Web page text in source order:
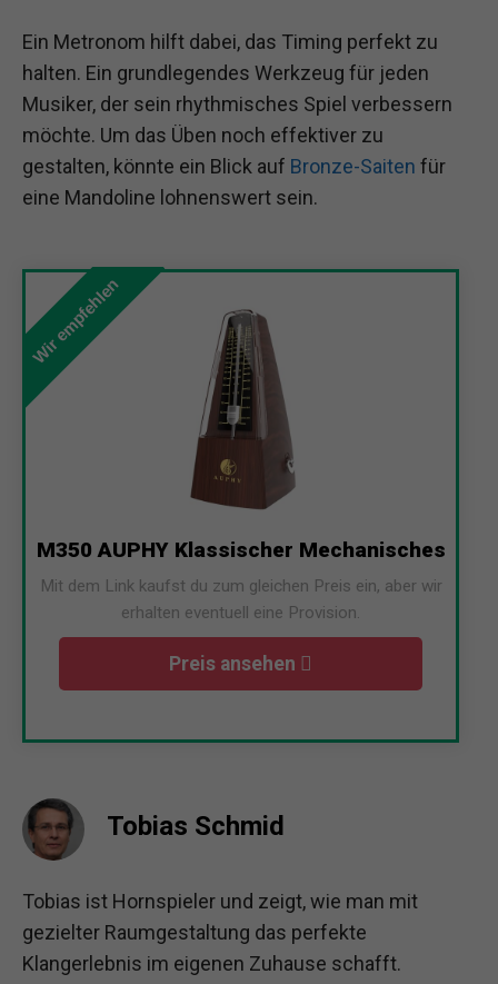
Ein Metronom hilft dabei, das Timing perfekt zu
halten. Ein grundlegendes Werkzeug für jeden
Musiker, der sein rhythmisches Spiel verbessern
möchte. Um das Üben noch effektiver zu
gestalten, könnte ein Blick auf Bronze-Saiten für
eine Mandoline lohnenswert sein.
Wir empfehlen
M350 AUPHY Klassischer Mechanisches
Mit dem Link kaufst du zum gleichen Preis ein, aber wir
erhalten eventuell eine Provision.
Preis ansehen
Tobias Schmid
Tobias ist Hornspieler und zeigt, wie man mit
gezielter Raumgestaltung das perfekte
Klangerlebnis im eigenen Zuhause schafft.